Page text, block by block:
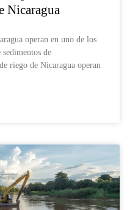
Nicaragua
operan en uno de los
de
riego de Nicaragua operan